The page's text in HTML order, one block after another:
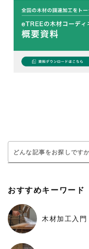
索:
おすすめキーワード
木材加工入門